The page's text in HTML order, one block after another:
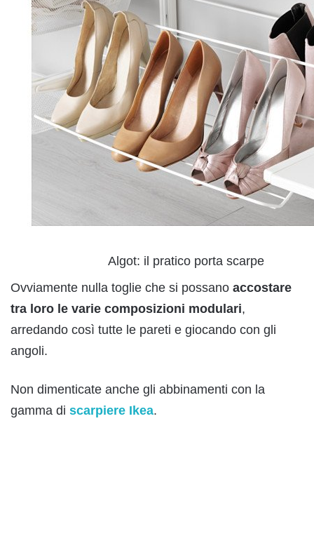
Algot: il pratico porta scarpe
Ovviamente nulla toglie che si possano accostare
tra loro le varie composizioni modulari,
arredando così tutte le pareti e giocando con gli
angoli.
Non dimenticate anche gli abbinamenti con la
gamma di scarpiere Ikea.